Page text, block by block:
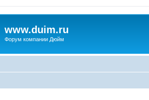
www.duim.ru
Форум компании Дюйм